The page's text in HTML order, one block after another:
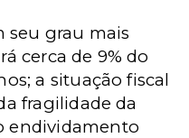
seu grau mais
cerca de 9% do
a situação fiscal
fragilidade da
endividamento